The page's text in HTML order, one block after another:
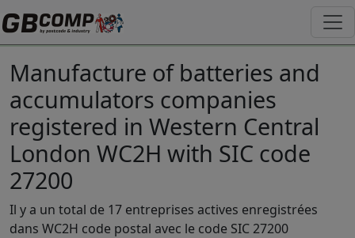
Manufacture of batteries and
accumulators companies
registered in Western Central
London WC2H with SIC code
27200
Il y a un total de 17 entreprises actives enregistrées
dans WC2H code postal avec le code SIC 27200